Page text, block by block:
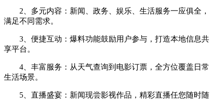
2、多元内容：新闻、政务、娱乐、生活服务一应俱全，
满足不同需求。
3、便捷互动：爆料功能鼓励用户参与，打造本地信息共
享平台。
4、丰富服务：从天气查询到电影订票，全方位覆盖日常
生活场景。
5、直播盛宴：新闻现尝影视作品，精彩直播任您随时随